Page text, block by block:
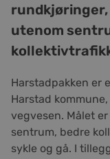
utenom
Harstadpakken er
Harstad
vegvesen. Målet
sentrum, bedre
sykle og gå. I